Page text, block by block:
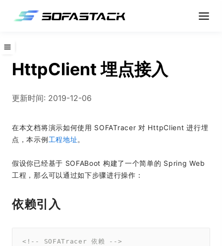
HttpClient 埋点接入
更新时间: 2019-12-06
在本文档将演示如何使用 SOFATracer 对 HttpClient 进行埋
点，本示例工程地址。
假设你已经基于 SOFABoot 构建了一个简单的 Spring Web
工程，那么可以通过如下步骤进行操作：
依赖引入
<!-- SOFATracer 依赖 -->